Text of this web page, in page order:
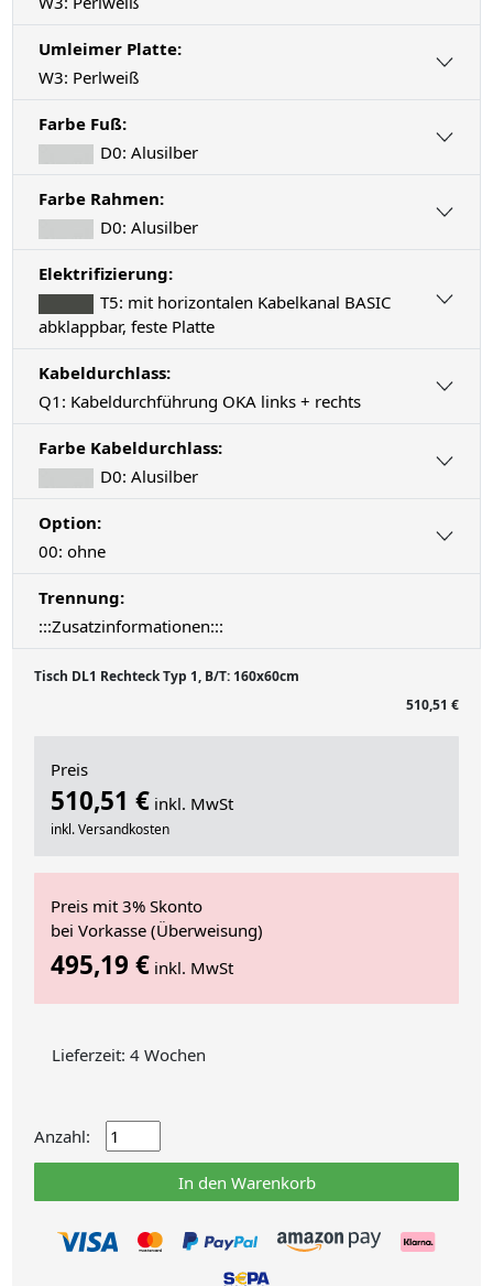
Umleimer Platte:
W3: Perlweiß
Farbe Fuß:
D0: Alusilber
Farbe Rahmen:
D0: Alusilber
Elektrifizierung:
T5: mit horizontalen Kabelkanal BASIC
abklappbar, feste Platte
Kabeldurchlass:
Q1: Kabeldurchführung OKA links + rechts
Farbe Kabeldurchlass:
D0: Alusilber
Option:
00: ohne
Trennung:
:::Zusatzinformationen:::
Tisch DL1 Rechteck Typ 1, B/T: 160x60cm
510,51 €
Preis
510,51 € inkl. MwSt
inkl. Versandkosten
Preis mit 3% Skonto
bei Vorkasse (Überweisung)
495,19 € inkl. MwSt
Lieferzeit: 4 Wochen
Anzahl:
In den Warenkorb